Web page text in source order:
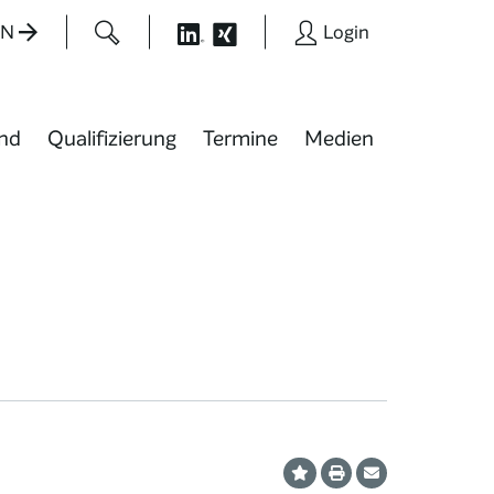
Login
Qualifizierung Termine Medien